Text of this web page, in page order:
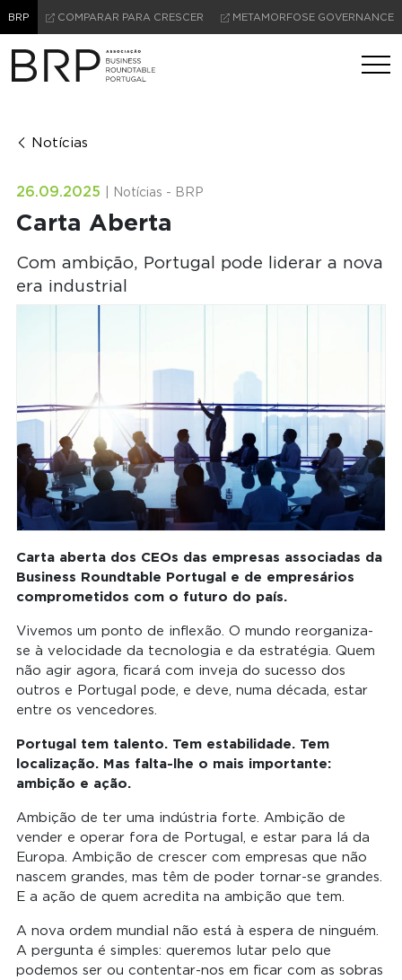
BRP COMPARAR PARA CRESCER METAMORFOSE GOVERNANCE
Notícias
26.09.2025 | Notícias - BRP
Carta Aberta
Com ambição, Portugal pode liderar a nova
era industrial
Carta aberta dos CEOs das empresas associadas da
Business Roundtable Portugal e de empresários
comprometidos com o futuro do país.
Vivemos um ponto de inflexão. O mundo reorganiza-
se à velocidade da tecnologia e da estratégia. Quem
não agir agora, ficará com inveja do sucesso dos
outros e Portugal pode, e deve, numa década, estar
entre os vencedores.
Portugal tem talento. Tem estabilidade. Tem
localização. Mas falta-lhe o mais importante:
ambição e ação.
Ambição de ter uma indústria forte. Ambição de
vender e operar fora de Portugal, e estar para lá da
Europa. Ambição de crescer com empresas que não
nascem grandes, mas têm de poder tornar-se grandes.
E a ação de quem acredita na ambição que tem.
A nova ordem mundial não está à espera de ninguém.
A pergunta é simples: queremos lutar pelo que
podemos ser ou contentar-nos em ficar com as sobras